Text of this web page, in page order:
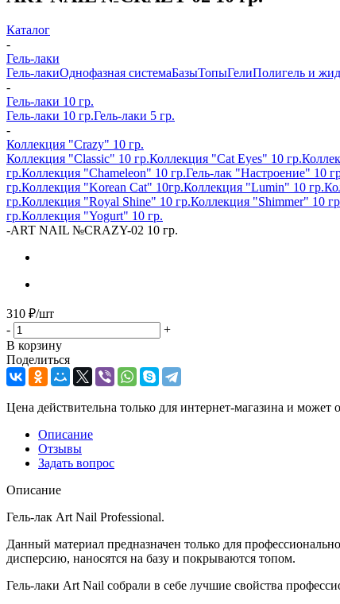
Каталог
-
Гель-лаки
Гель-лакиОднофазная системаБазыТопыГелиПолигель и
-
Гель-лаки 10 гр.
Гель-лаки 10 гр.Гель-лаки 5 гр.
-
Коллекция "Crazy" 10 гр.
Коллекция "Classic" 10 гр.Коллекция "Cat Eyes" 10 гр.
гр.Коллекция "Chameleon" 10 гр.Гель-лак "Настроение" 10
гр.Коллекция "Korean Cat" 10гр.Коллекция "Lumin" 10 гр.
гр.Коллекция "Royal Shine" 10 гр.Коллекция "Shimmer" 10
гр.Коллекция "Yogurt" 10 гр.
-ART NAIL №CRAZY-02 10 гр.
310 ₽/шт
-
+
В корзину
Поделиться
Цена действительна только для интернет-магазина и может
Описание
Отзывы
Задать вопрос
Описание
Гель-лак Art Nail Professional.
Данный материал предназначен только для
дисперсию, наносятся на базу и покрываются топом.
Гель-лаки Art Nail собрали в себе лучшие свойства